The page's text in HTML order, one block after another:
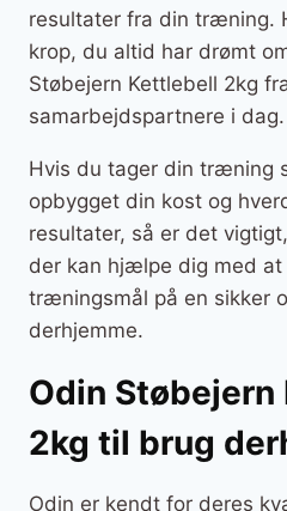
resultater fra din træning.
krop, du altid har drømt
Støbejern Kettlebell 2kg
samarbejdspartnere i dag.
Hvis du tager din træning
opbygget din kost og
resultater, så er det
der kan hjælpe dig med at
træningsmål på en sikker
derhjemme.
Odin
2kg til brug
Odin er kendt for deres